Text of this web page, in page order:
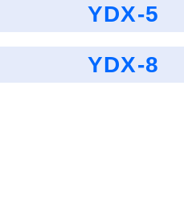
YDX-5
YDX-8